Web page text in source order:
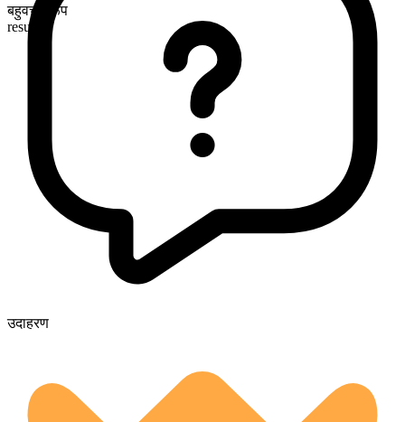
बहुवचन रूप
results
उदाहरण